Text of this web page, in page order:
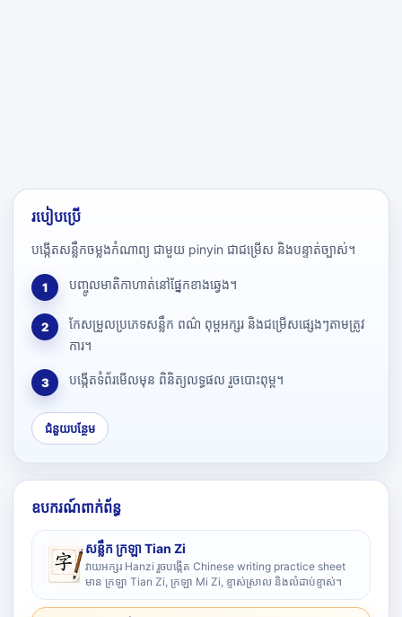
របៀបប្រើ
បង្កើតសន្លឹកចម្លងកំណាព្យ ជាមួយ pinyin ជាជម្រើស និងបន្ទាត់ច្បាស់។
1 បញ្ចូលមាតិកាហាត់នៅផ្នែកខាងឆ្វេង។
2
កែសម្រួលប្រភេទសន្លឹក ពណ៌ ពុម្ពអក្សរ និងជម្រើសផ្សេងៗតាមត្រូវ
ការ។
3 បង្កើតទំព័រមើលមុន ពិនិត្យលទ្ធផល រួចបោះពុម្ព។
ជំនួយបន្ថែម
ឧបករណ៍ពាក់ព័ន្ធ
សន្លឹក ក្រឡា Tian Zi
វាយអក្សរ Hanzi រួចបង្កើត Chinese writing practice sheet
មាន ក្រឡា Tian Zi, ក្រឡា Mi Zi, ខ្ទាស់ស្រាល និងលំដាប់ខ្ទាស់។